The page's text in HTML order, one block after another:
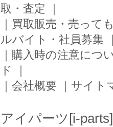
取・査定 ｜
｜ 買取販売・売って
ルバイト・社員募集
｜ 購入時の注意につ
ド
｜
｜ 会社概要 ｜ サイト
アイパーツ[i-